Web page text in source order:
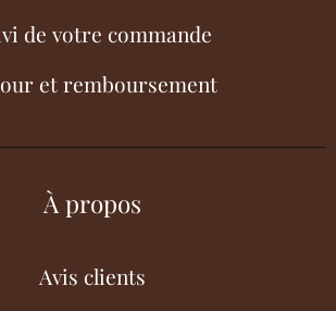
de votre commande
et remboursement
À propos
Avis clients